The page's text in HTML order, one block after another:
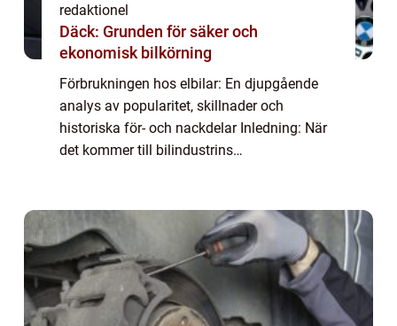
redaktionel
Däck: Grunden för säker och
ekonomisk bilkörning
Förbrukningen hos elbilar: En djupgående
analys av popularitet, skillnader och
historiska för- och nackdelar Inledning: När
det kommer till bilindustrins
miljömedvetna biläg...